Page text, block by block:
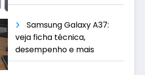
Samsung Galaxy A37:
veja ficha técnica,
desempenho e mais